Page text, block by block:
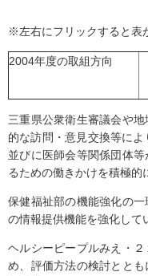
※左右にフリックすると表
2004年度の取組方向
三重県公衆衛生審議会や
的な訪問・意見交換等に
並びに医師会等関係団体
るための働きかけを積極的
保健福祉部の機能強化の
の情報提供機能を強化して
ヘルシーピープルみえ・
め、評価方法の検討とと